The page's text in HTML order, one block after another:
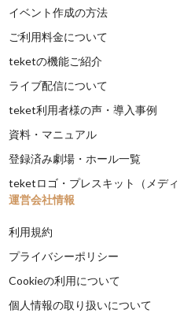
イベント作成の方法
ご利用料金について
teketの機能ご紹介
ライブ配信について
teket利用者様の声・導入事例
資料・マニュアル
登録済み劇場・ホール一覧
teketロゴ・プレスキット（メディ
運営会社情報
利用規約
プライバシーポリシー
Cookieの利用について
個人情報の取り扱いについて